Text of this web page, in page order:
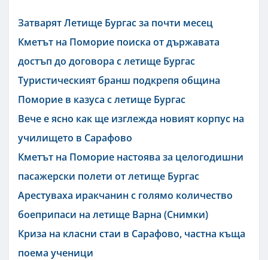
Затварят Летище Бургас за почти месец
Кметът на Поморие поиска от държавата
достъп до договора с летище Бургас
Туристическият бранш подкрепя община
Поморие в казуса с летище Бургас
Вече е ясно как ще изглежда новият корпус на
училището в Сарафово
Кметът на Поморие настоява за целогодишни
пасажерски полети от летище Бургас
Арестуваха иракчанин с голямо количество
боеприпаси на летище Варна (Снимки)
Криза на класни стаи в Сарафово, частна къща
поема ученици